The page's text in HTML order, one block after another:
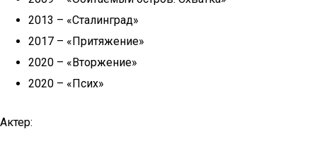
2013 – «Сталинград»
2017 – «Притяжение»
2020 – «Вторжение»
2020 – «Псих»
Актер: